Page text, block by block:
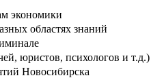
экономики
областях знаний
юристов, психологов и т.д.)
Новосибирска